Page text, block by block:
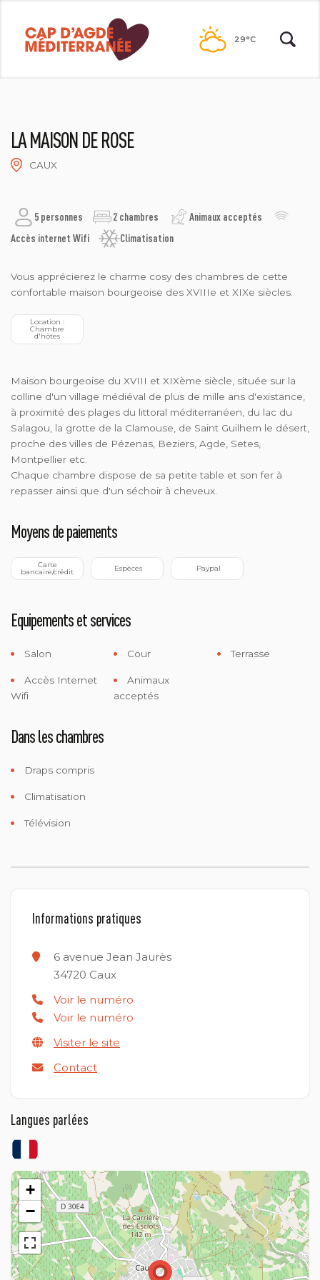
contenu
29°C
LA MAISON DE ROSE
CAUX
5 personnes 2 chambres
Animaux acceptés
Accès internet Wifi
Climatisation
Vous apprécierez le charme cosy des chambres de cette
confortable maison bourgeoise des XVIIIe et XIXe siècles.
Location :
d'hôtes
Maison bourgeoise du XVIII et XIXème siècle, située sur la
colline d'un village médiéval de plus de mille ans d'existance,
à proximité des plages du littoral méditerranéen, du lac du
Salagou, la grotte de la Clamouse, de Saint Guilhem le désert,
proche des villes de Pézenas, Beziers, Agde, Setes,
Montpellier etc.
Chaque chambre dispose de sa petite table et son fer à
repasser ainsi que d'un séchoir à cheveux.
Moyens de paiements
bancaire/crédit Espèces Paypal
Equipements et services
Salon Cour Terrasse
Accès Internet
Wifi
Animaux
acceptés
Dans les chambres
Draps compris
Climatisation
Télévision
Informations pratiques
6 avenue Jean Jaurès
34720 Caux
Voir le numéro
Voir le numéro
Visiter le site
Contact
Langues parlées
+
−